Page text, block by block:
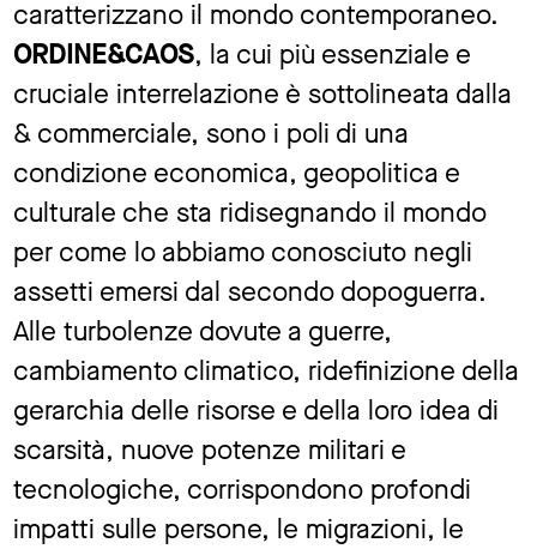
caratterizzano il mondo contemporaneo.
ORDINE&CAOS, la cui più essenziale e
cruciale interrelazione è sottolineata dalla
& commerciale, sono i poli di una
condizione economica, geopolitica e
culturale che sta ridisegnando il mondo
per come lo abbiamo conosciuto negli
assetti emersi dal secondo dopoguerra.
Alle turbolenze dovute a guerre,
cambiamento climatico, ridefinizione della
gerarchia delle risorse e della loro idea di
scarsità, nuove potenze militari e
tecnologiche, corrispondono profondi
impatti sulle persone, le migrazioni, le